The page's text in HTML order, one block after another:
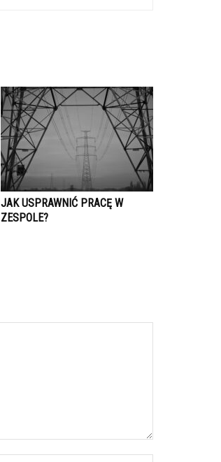
JAK USPRAWNIĆ PRACĘ W
ZESPOLE?